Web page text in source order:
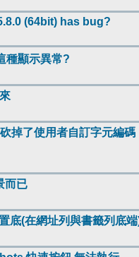
(64bit) has bug?
種顯示異常?
掉了使用者自訂字元編碼
而已
底(在網址列與書籤列底